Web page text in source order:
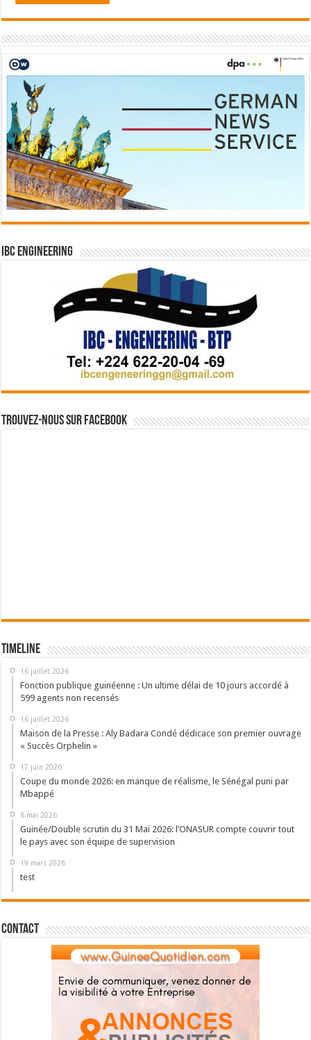
IBC Engineering
Trouvez-nous sur Facebook
Timeline
16 juillet 2026
Fonction publique guinéenne : Un ultime délai de 10 jours accordé à
599 agents non recensés
16 juillet 2026
Maison de la Presse : Aly Badara Condé dédicace son premier ouvrage
« Succès Orphelin »
17 juin 2026
Coupe du monde 2026: en manque de réalisme, le Sénégal puni par
Mbappé
6 mai 2026
Guinée/Double scrutin du 31 Mai 2026: l’ONASUR compte couvrir tout
le pays avec son équipe de supervision
19 mars 2026
test
Contact